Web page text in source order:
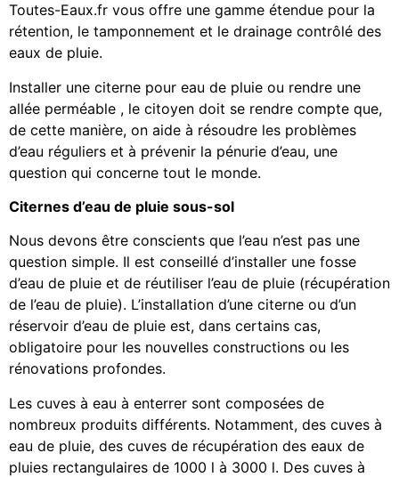
Toutes-Eaux.fr vous offre une gamme étendue pour la
rétention, le tamponnement et le drainage contrôlé des
eaux de pluie.
Installer une citerne pour eau de pluie ou rendre une
allée perméable , le citoyen doit se rendre compte que,
de cette manière, on aide à résoudre les problèmes
d’eau réguliers et à prévenir la pénurie d’eau, une
question qui concerne tout le monde.
Citernes d’eau de pluie sous-sol
Nous devons être conscients que l’eau n’est pas une
question simple. Il est conseillé d’installer une fosse
d’eau de pluie et de réutiliser l’eau de pluie (récupération
de l’eau de pluie). L’installation d’une citerne ou d’un
réservoir d’eau de pluie est, dans certains cas,
obligatoire pour les nouvelles constructions ou les
rénovations profondes.
Les cuves à eau à enterrer sont composées de
nombreux produits différents. Notamment, des cuves à
eau de pluie, des cuves de récupération des eaux de
pluies rectangulaires de 1000 l à 3000 l. Des cuves à